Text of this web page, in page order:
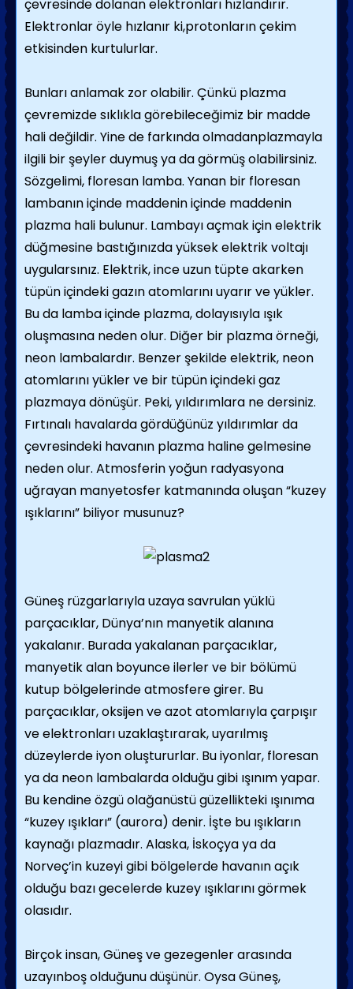
çevresinde dolanan elektronları hızlandırır.
Elektronlar öyle hızlanır ki,protonların çekim
etkisinden kurtulurlar.
Bunları anlamak zor olabilir. Çünkü plazma
çevremizde sıklıkla görebileceğimiz bir madde
hali değildir. Yine de farkında olmadanplazmayla
ilgili bir şeyler duymuş ya da görmüş olabilirsiniz.
Sözgelimi, floresan lamba. Yanan bir floresan
lambanın içinde maddenin içinde maddenin
plazma hali bulunur. Lambayı açmak için elektrik
düğmesine bastığınızda yüksek elektrik voltajı
uygularsınız. Elektrik, ince uzun tüpte akarken
tüpün içindeki gazın atomlarını uyarır ve yükler.
Bu da lamba içinde plazma, dolayısıyla ışık
oluşmasına neden olur. Diğer bir plazma örneği,
neon lambalardır. Benzer şekilde elektrik, neon
atomlarını yükler ve bir tüpün içindeki gaz
plazmaya dönüşür. Peki, yıldırımlara ne dersiniz.
Fırtınalı havalarda gördüğünüz yıldırımlar da
çevresindeki havanın plazma haline gelmesine
neden olur. Atmosferin yoğun radyasyona
uğrayan manyetosfer katmanında oluşan “kuzey
ışıklarını” biliyor musunuz?
Güneş rüzgarlarıyla uzaya savrulan yüklü
parçacıklar, Dünya’nın manyetik alanına
yakalanır. Burada yakalanan parçacıklar,
manyetik alan boyunce ilerler ve bir bölümü
kutup bölgelerinde atmosfere girer. Bu
parçacıklar, oksijen ve azot atomlarıyla çarpışır
ve elektronları uzaklaştırarak, uyarılmış
düzeylerde iyon oluştururlar. Bu iyonlar, floresan
ya da neon lambalarda olduğu gibi ışınım yapar.
Bu kendine özgü olağanüstü güzellikteki ışınıma
“kuzey ışıkları” (aurora) denir. İşte bu ışıkların
kaynağı plazmadır. Alaska, İskoçya ya da
Norveç’in kuzeyi gibi bölgelerde havanın açık
olduğu bazı gecelerde kuzey ışıklarını görmek
olasıdır.
Birçok insan, Güneş ve gezegenler arasında
uzayınboş olduğunu düşünür. Oysa Güneş,